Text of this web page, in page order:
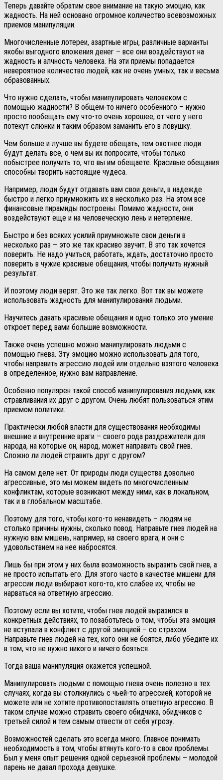
Теперь давайте обратим свое внимание на такую эмоцию, как
жадность. На ней основано огромное количество всевозможных
приемов манипуляции.
Многочисленные лотереи, азартные игры, различные варианты
якобы выгодного вложения денег – все они воздействуют на
жадность и алчность человека. На эти приемы попадается
невероятное количество людей, как не очень умных, так и весьма
образованных.
Что нужно сделать, чтобы манипулировать человеком с
помощью жадности? В общем-то ничего особенного – нужно
просто пообещать ему что-то очень хорошее, от чего у него
потекут слюнки и таким образом заманить его в ловушку.
Чем больше и лучше вы будете обещать, тем охотнее люди
будут делать все, о чем вы их попросите, чтобы только
побыстрее получить то, что вы им обещаете. Красивые обещания
способны творить настоящие чудеса.
Например, люди будут отдавать вам свои деньги, в надежде
быстро и легко приумножить их в несколько раз. На этом все
финансовые пирамиды построены. Помимо жадности, они
воздействуют еще и на человеческую лень и нетерпение.
Быстро и без всяких усилий приумножьте свои деньги в
несколько раз – это же так красиво звучит. В это так хочется
поверить. Не надо учиться, работать, ждать, достаточно просто
поверить в чужие красивые обещания, чтобы получить нужный
результат.
И поэтому люди верят. Это же так легко. Вот так вы можете
использовать жадность для манипулирования людьми.
Научитесь давать красивые обещания и одно только это умение
откроет перед вами большие возможности.
Также очень успешно можно манипулировать людьми с
помощью гнева. Эту эмоцию можно использовать для того,
чтобы направить агрессию людей или отдельно взятого человека
в определенное, нужно вам направление.
Особенно популярен такой способ манипулирования людьми, как
стравливания их друг с другом. Очень любят пользоваться этим
приемом политики.
Практически любой власти для существования необходимы
внешние и внутренние враги – своего рода раздражители для
народа, на которые он, народ, может направить свой гнев.
Сложно ли людей стравить друг с другом?
На самом деле нет. От природы люди существа довольно
агрессивные, это мы можем видеть по многочисленным
конфликтам, которые возникают между ними, как в локальном,
так и в глобальном масштабе.
Поэтому для того, чтобы кого-то ненавидеть – людям не
столько причины нужны, сколько повод. Направьте гнев людей на
нужную вам мишень, например, на своего врага, и они с
удовольствием на нее набросятся.
Лишь бы при этом у них была возможность выразить свой гнев, а
не просто испытать его. Для этого часто в качестве мишени для
агрессии люди выбирают кого-то, кто слабее их, чтобы не
нарваться на ответную агрессию.
Поэтому если вы хотите, чтобы гнев людей выразился в
конкретных действиях, то позаботьтесь о том, чтобы эта эмоция
не вступала в конфликт с другой эмоцией – со страхом.
Направьте гнев людей на тех, кого они не боятся, либо убедите их
в том, что не нужно никого и ничего бояться.
Тогда ваша манипуляция окажется успешной.
Манипулировать людьми с помощью гнева очень полезно в тех
случаях, когда вы столкнулись с чьей-то агрессией, которой не
можете или не хотите противопоставлять ответную агрессию. В
таком случае можно стравить своего обидчика, обидчиков с
третьей силой и тем самым отвести от себя угрозу.
Возможностей сделать это всегда много. Главное понимать
необходимость в том, чтобы втянуть кого-то в свои проблемы.
Был у меня опыт решения одной серьезной проблемы – молодой
парень не давал прохода девушке.